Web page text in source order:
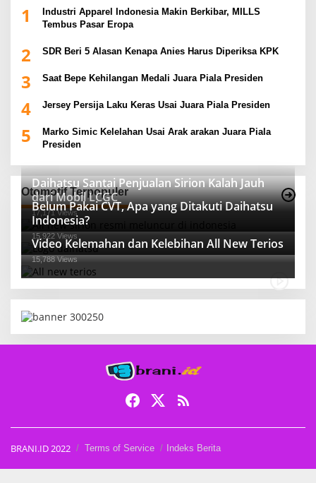
1
Industri Apparel Indonesia Makin Berkibar, MILLS
Tembus Pasar Eropa
2 SDR Beri 5 Alasan Kenapa Anies Harus Diperiksa KPK
3 Saat Bepe Kehilangan Medali Juara Piala Presiden
4 Jersey Persija Laku Keras Usai Juara Piala Presiden
5
Marko Simic Kelelahan Usai Arak arakan Juara Piala
Presiden
Otomotif Terpopuler
Daihatsu Santai Penjualan Sirion Kalah Jauh
dari Mobil LCGC
17,171 Views
Belum Pakai CVT, Apa yang Ditakuti Daihatsu
Indonesia?
15,922 Views
Video Kelemahan dan Kelebihan All New Terios
15,788 Views
BRANI.ID 2022 Terms of Service Indeks Berita